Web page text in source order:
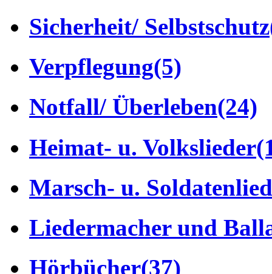
Sicherheit/ Selbstschutz
Verpflegung(5)
Notfall/ Überleben(24)
Heimat- u. Volkslieder
Marsch- u.
Liedermacher und
Hörbücher(37)